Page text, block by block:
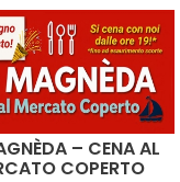
– CENA AL
COPERTO